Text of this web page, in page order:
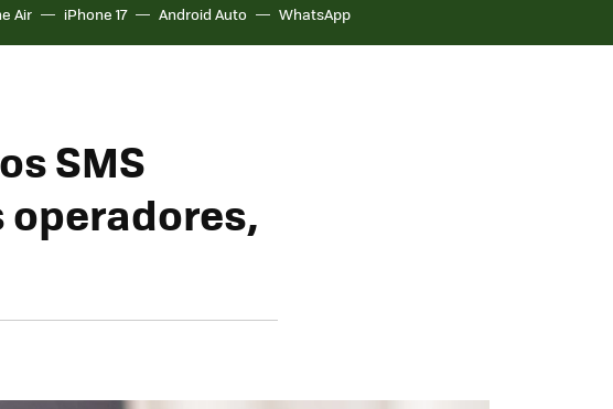
Air iPhone 17 Android Auto WhatsApp
SMS
operadores,